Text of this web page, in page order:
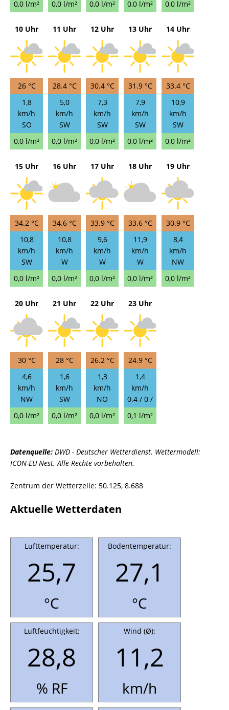
0,0 l/m² 0,0 l/m² 0,0 l/m² 0,0 l/m² 0,0 l/m²
10 Uhr
26 °C
1,8
km/h
SO
0,0 l/m²
11 Uhr
28.4 °C
5,0
km/h
SW
0,0 l/m²
12 Uhr
30.4 °C
7,3
km/h
SW
0,0 l/m²
13 Uhr
31.9 °C
7,9
km/h
SW
0,0 l/m²
14 Uhr
33.4 °C
10,9
km/h
SW
0,0 l/m²
15 Uhr
34.2 °C
10,8
km/h
SW
0,0 l/m²
16 Uhr
34.6 °C
10,8
km/h
W
0,0 l/m²
17 Uhr
33.9 °C
9,6
km/h
W
0,0 l/m²
18 Uhr
33.6 °C
11,9
km/h
W
0,0 l/m²
19 Uhr
30.9 °C
8,4
km/h
NW
0,0 l/m²
20 Uhr
30 °C
4,6
km/h
NW
0,0 l/m²
21 Uhr
28 °C
1,6
km/h
SW
0,0 l/m²
22 Uhr
26.2 °C
1,3
km/h
NO
0,0 l/m²
23 Uhr
24.9 °C
1,4
km/h
0.4 / 0 /
0,1 l/m²
Datenquelle: DWD - Deutscher Wetterdienst. Wettermodell:
ICON-EU Nest. Alle Rechte vorbehalten.
Zentrum der Wetterzelle: 50.125, 8.688
Aktuelle Wetterdaten
Lufttemperatur:
25,7
°C
Bodentemperatur:
27,1
°C
Luftfeuchtigkeit:
28,8
% RF
Wind (Ø):
11,2
km/h